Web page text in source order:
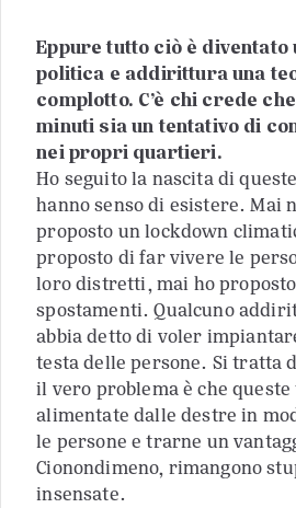
Eppure tutto ciò è diventato
politica e addirittura una
complotto. C’è chi crede
minuti sia un tentativo di
nei propri quartieri.
Ho seguito la nascita di
hanno senso di esistere. Mai
proposto un lockdown
proposto di far vivere le
loro distretti, mai ho
spostamenti. Qualcuno
abbia detto di voler
testa delle persone. Si tratta
il vero problema è che
alimentate dalle destre in
le persone e trarne un
Cionondimeno, rimangono
insensate.